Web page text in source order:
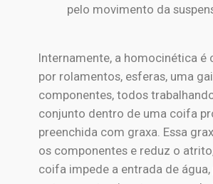
pelo movimento da
Internamente, a homocinética é
por rolamentos, esferas, uma
componentes, todos
conjunto dentro de uma coifa
preenchida com graxa. Essa
os componentes e reduz o
coifa impede a entrada de água,